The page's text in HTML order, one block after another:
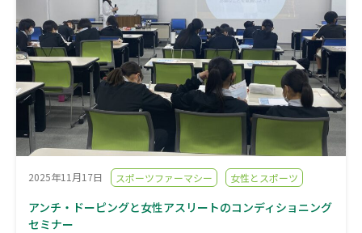
2025年11月17日 スポーツファーマシー 女性とスポーツ
アンチ・ドーピングと女性アスリートのコンディショニング
セミナー